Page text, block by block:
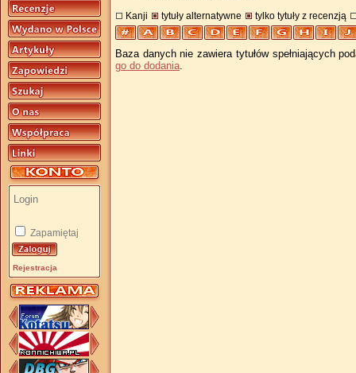
Zapamiętaj
Rejestracja
Kanji tytuły alternatywne tylko tytuły z recenzją
Baza danych nie zawiera tytułów spełniających
go do dodania.